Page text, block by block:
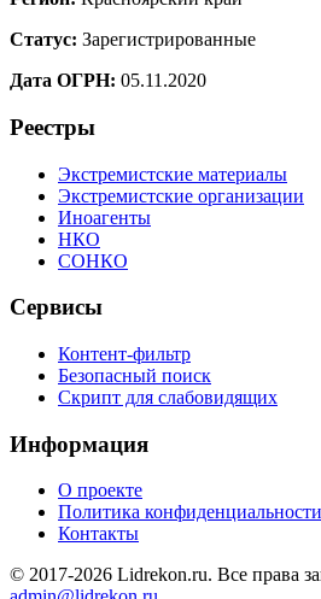
Статус: Зарегистрированные
Дата ОГРН: 05.11.2020
Реестры
Экстремистские материалы
Экстремистские организации
Иноагенты
НКО
СОНКО
Сервисы
Контент-фильтр
Безопасный поиск
Скрипт для слабовидящих
Информация
О проекте
Политика конфиденциальности
Контакты
© 2017-2026 Lidrekon.ru. Все права